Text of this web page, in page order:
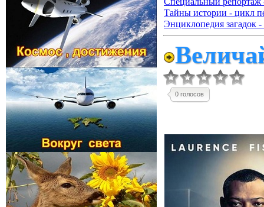
Тайны истории - цикл
Энциклопедия загадок -
0 голосов